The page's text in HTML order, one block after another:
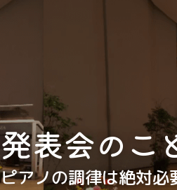
発表会のこ
ピアノの調律は絶対必